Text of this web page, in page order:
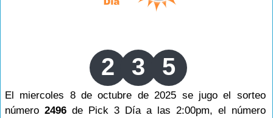
2 3 5
El miercoles 8 de octubre de 2025 se jugo el sorteo
número 2496de Pick 3 Día a las 2:00pm, el número